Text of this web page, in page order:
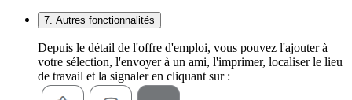
7. Autres fonctionnalités
Depuis le détail de l'offre d'emploi, vous pouvez l'ajouter à
votre sélection, l'envoyer à un ami, l'imprimer, localiser le lieu
de travail et la signaler en cliquant sur :